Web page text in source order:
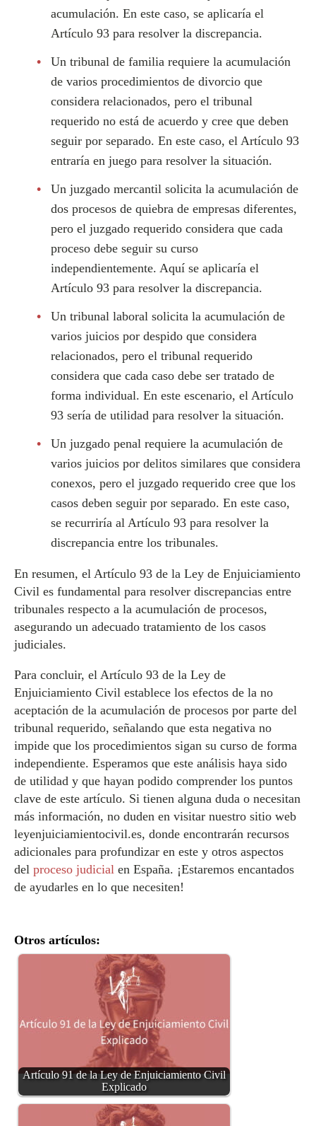
acumulación. En este caso, se aplicaría el
Artículo 93 para resolver la discrepancia.
Un tribunal de familia requiere la acumulación
de varios procedimientos de divorcio que
considera relacionados, pero el tribunal
requerido no está de acuerdo y cree que deben
seguir por separado. En este caso, el Artículo 93
entraría en juego para resolver la situación.
Un juzgado mercantil solicita la acumulación de
dos procesos de quiebra de empresas diferentes,
pero el juzgado requerido considera que cada
proceso debe seguir su curso
independientemente. Aquí se aplicaría el
Artículo 93 para resolver la discrepancia.
Un tribunal laboral solicita la acumulación de
varios juicios por despido que considera
relacionados, pero el tribunal requerido
considera que cada caso debe ser tratado de
forma individual. En este escenario, el Artículo
93 sería de utilidad para resolver la situación.
Un juzgado penal requiere la acumulación de
varios juicios por delitos similares que considera
conexos, pero el juzgado requerido cree que los
casos deben seguir por separado. En este caso,
se recurriría al Artículo 93 para resolver la
discrepancia entre los tribunales.
En resumen, el Artículo 93 de la Ley de Enjuiciamiento
Civil es fundamental para resolver discrepancias entre
tribunales respecto a la acumulación de procesos,
asegurando un adecuado tratamiento de los casos
judiciales.
Para concluir, el Artículo 93 de la Ley de
Enjuiciamiento Civil establece los efectos de la no
aceptación de la acumulación de procesos por parte del
tribunal requerido, señalando que esta negativa no
impide que los procedimientos sigan su curso de forma
independiente. Esperamos que este análisis haya sido
de utilidad y que hayan podido comprender los puntos
clave de este artículo. Si tienen alguna duda o necesitan
más información, no duden en visitar nuestro sitio web
leyenjuiciamientocivil.es, donde encontrarán recursos
adicionales para profundizar en este y otros aspectos
del proceso judicial en España. ¡Estaremos encantados
de ayudarles en lo que necesiten!
Otros artículos:
Artículo 91 de la Ley de Enjuiciamiento Civil
Explicado